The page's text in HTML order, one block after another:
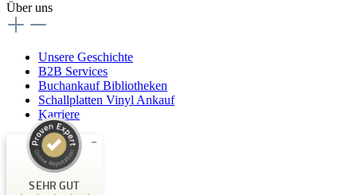
Über uns
Unsere Geschichte
B2B Services
Buchankauf Bibliotheken
Schallplatten Vinyl Ankauf
Karriere
SEHR GUT
Kundenbewertungen und Erfahrungen zu